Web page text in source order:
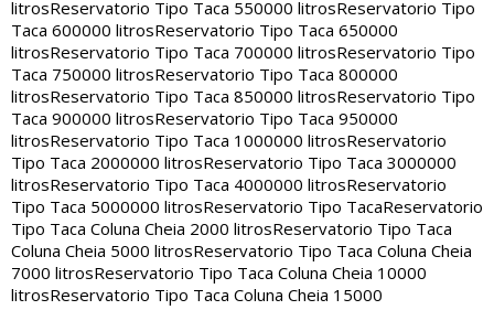
litrosReservatorio Tipo Taca 550000 litrosReservatorio Tipo
Taca 600000 litrosReservatorio Tipo Taca 650000
litrosReservatorio Tipo Taca 700000 litrosReservatorio Tipo
Taca 750000 litrosReservatorio Tipo Taca 800000
litrosReservatorio Tipo Taca 850000 litrosReservatorio Tipo
Taca 900000 litrosReservatorio Tipo Taca 950000
litrosReservatorio Tipo Taca 1000000 litrosReservatorio
Tipo Taca 2000000 litrosReservatorio Tipo Taca 3000000
litrosReservatorio Tipo Taca 4000000 litrosReservatorio
Tipo Taca 5000000 litrosReservatorio Tipo TacaReservatorio
Tipo Taca Coluna Cheia 2000 litrosReservatorio Tipo Taca
Coluna Cheia 5000 litrosReservatorio Tipo Taca Coluna Cheia
7000 litrosReservatorio Tipo Taca Coluna Cheia 10000
litrosReservatorio Tipo Taca Coluna Cheia 15000